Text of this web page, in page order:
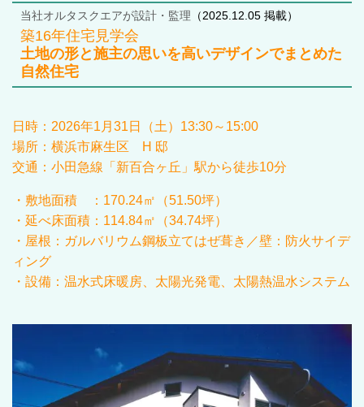
当社オルタスクエアが設計・監理 （2025.12.05 掲載）
築16年住宅見学会
土地の形と施主の思いを高いデザインでまとめた
自然住宅
日時： 2026年1 月 31 日（土）13:30～15:00
場所：横浜市麻生区 H 邸
交通：小田急線「新百合ヶ丘」駅から徒歩10分
・敷地面積 ： 170.24㎡（51.50坪）
・延べ床面積：114.84㎡（34.74坪）
・屋根：ガルバリウム鋼板立てはぜ葺き／壁：防火サイデ
ィング
・設備：温水式床暖房、太陽光発電、太陽熱温水システム